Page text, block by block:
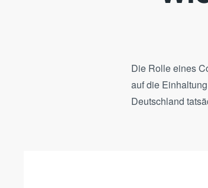
Die Rolle eines
auf die
Deutschland